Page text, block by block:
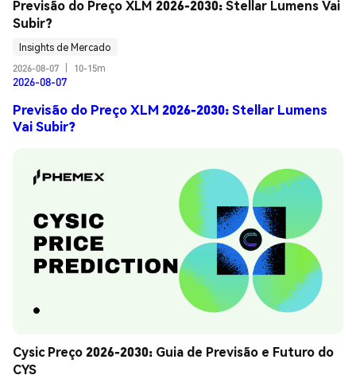
Previsão do Preço XLM 2026-2030: Stellar Lumens Vai
Subir?
Insights de Mercado
2026-08-07
10-15m
2026-08-07
Previsão do Preço XLM 2026-2030: Stellar Lumens
Vai Subir?
Cysic Preço 2026-2030: Guia de Previsão e Futuro do
CYS